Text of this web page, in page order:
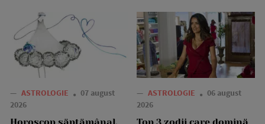
— ASTROLOGIE
07 august
2026
— ASTROLOGIE
06 august
2026